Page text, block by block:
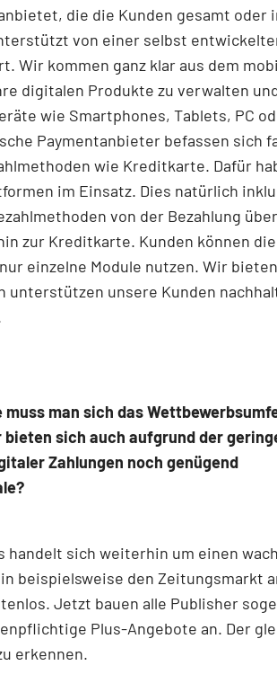
die die Kunden gesamt oder
von einer selbst
Wir kommen ganz klar aus dem
digitalen Produkte zu verwalten
wie Smartphones, Tablets, PC
Paymentanbieter befassen sich
wie Kreditkarte. Dafür
im Einsatz. Dies natürlich
von der Bezahlung
zur Kreditkarte. Kunden können
einzelne Module nutzen. Wir
unterstützen unsere Kunden
muss man sich das
sich auch aufgrund der
Zahlungen noch genügend
handelt sich weiterhin um einen
beispielsweise den Zeitungsmarkt
Jetzt bauen alle Publisher
Plus-Angebote an. Der
erkennen.